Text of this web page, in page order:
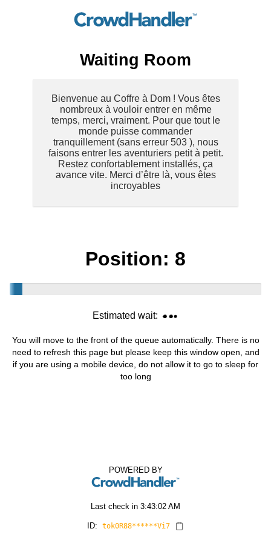
Waiting Room
Bienvenue au Coffre à Dom ! Vous êtes
nombreux à vouloir entrer en même
temps, merci, vraiment. Pour que tout le
monde puisse commander
tranquillement (sans erreur 503 ), nous
faisons entrer les aventuriers petit à petit.
Restez confortablement installés, ça
avance vite. Merci d’être là, vous êtes
incroyables
Position: 8
Estimated wait:
You will move to the front of the queue automatically. There is no
need to refresh this page but please keep this window open, and
if you are using a mobile device, do not allow it to go to sleep for
too long
POWERED BY
Last check in 3:43:02 AM
ID: tok0R88******Vi7